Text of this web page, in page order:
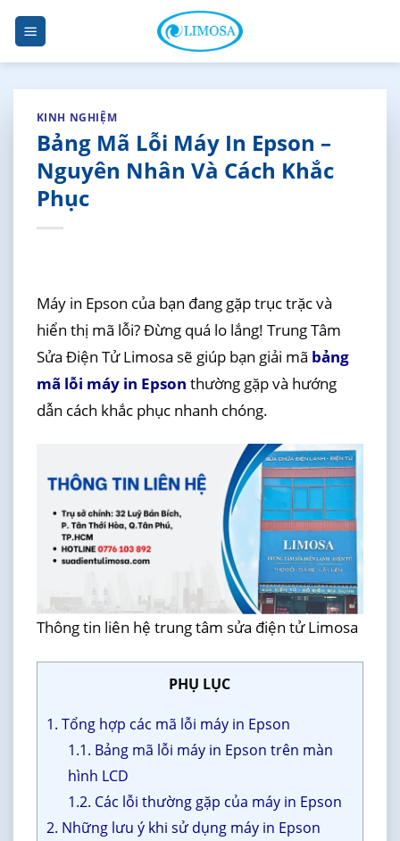
Skip
content
KINH NGHIỆM
Bảng Mã Lỗi Máy In Epson –
Nguyên Nhân Và Cách Khắc
Phục
Máy in Epson của bạn đang gặp trục trặc và
hiển thị mã lỗi? Đừng quá lo lắng! Trung Tâm
Sửa Điện Tử Limosa sẽ giúp bạn giải mã bảng
mã lỗi máy in Epson thường gặp và hướng
dẫn cách khắc phục nhanh chóng.
Thông tin liên hệ trung tâm sửa điện tử Limosa
PHỤ LỤC
1. Tổng hợp các mã lỗi máy in Epson
1.1. Bảng mã lỗi máy in Epson trên màn
hình LCD
1.2. Các lỗi thường gặp của máy in Epson
2. Những lưu ý khi sử dụng máy in Epson